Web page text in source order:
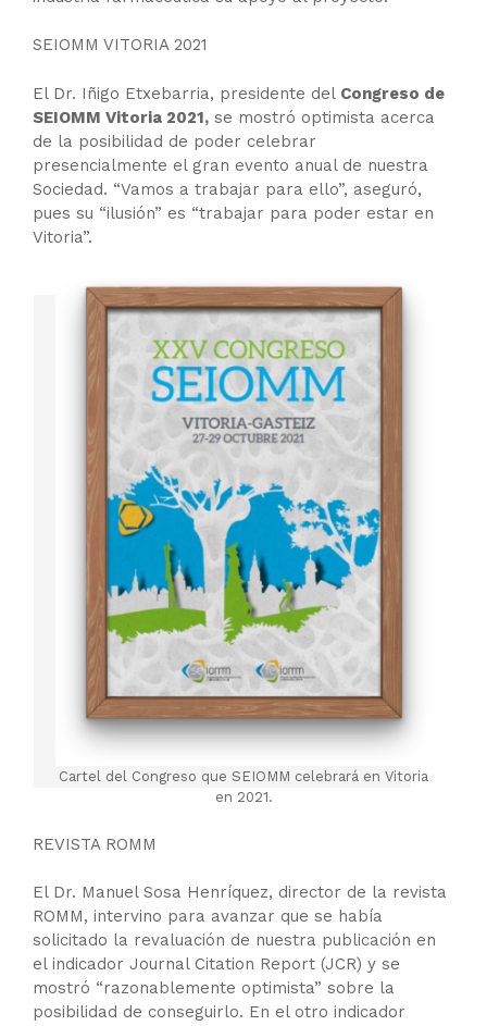
SEIOMM VITORIA 2021
El Dr. Iñigo Etxebarria, presidente del Congreso de
SEIOMM Vitoria 2021, se mostró optimista acerca
de la posibilidad de poder celebrar
presencialmente el gran evento anual de nuestra
Sociedad. “Vamos a trabajar para ello”, aseguró,
pues su “ilusión” es “trabajar para poder estar en
Vitoria”.
Cartel del Congreso que SEIOMM celebrará en Vitoria
en 2021.
REVISTA ROMM
El Dr. Manuel Sosa Henríquez, director de la revista
ROMM, intervino para avanzar que se había
solicitado la revaluación de nuestra publicación en
el indicador Journal Citation Report (JCR) y se
mostró “razonablemente optimista” sobre la
posibilidad de conseguirlo. En el otro indicador